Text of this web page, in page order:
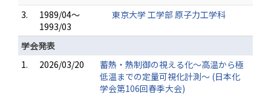
3.
1989/04～
1993/03
東京大学 工学部 原子力工学科
学会発表
1.
2026/03/20
蓄熱・熱制御の視える化～高温から極
低温までの定量可視化計測～ (日本化
学会第106回春季大会)